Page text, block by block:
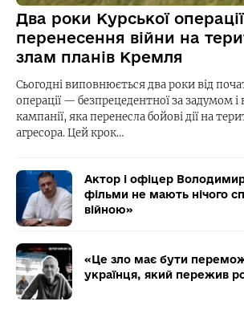
Два роки Курської
перенесення війни на
злам планів Кремля
Сьогодні виповнюється два роки від
операції — безпрецедентної за задумом
кампанії, яка перенесла бойові дії на
агресора. Цей крок…
Актор і офіцер
фільми не мають нічого
війною»
«Це зло має бути
українця, який пережив